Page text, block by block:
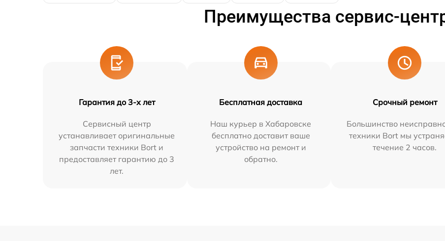
Преимущества сервис-
Гарантия до 3-х лет
Сервисный центр
устанавливает оригинальные
запчасти техники Bort и
предоставляет гарантию до 3
лет.
Бесплатная доставка
Наш курьер в Хабаровске
бесплатно доставит ваше
устройство на ремонт и
обратно.
Срочный ремонт
Большинство
техники Bort мы
течение 2 часов.